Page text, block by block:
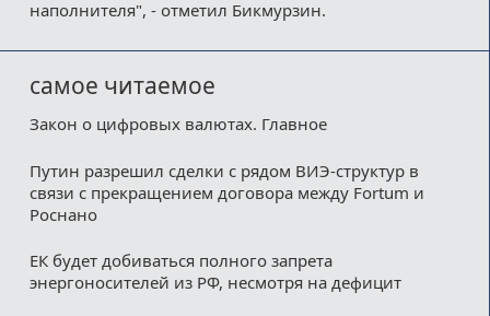
наполнителя", - отметил Бикмурзин.
самое читаемое
Закон о цифровых валютах. Главное
Путин разрешил сделки с рядом ВИЭ-структур в
связи с прекращением договора между Fortum и
Роснано
ЕК будет добиваться полного запрета
энергоносителей из РФ, несмотря на дефицит